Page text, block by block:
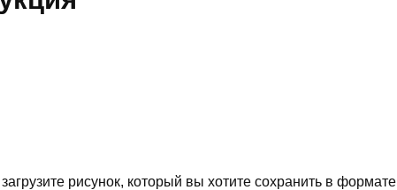
рисунок, который вы хотите сохранить в формате